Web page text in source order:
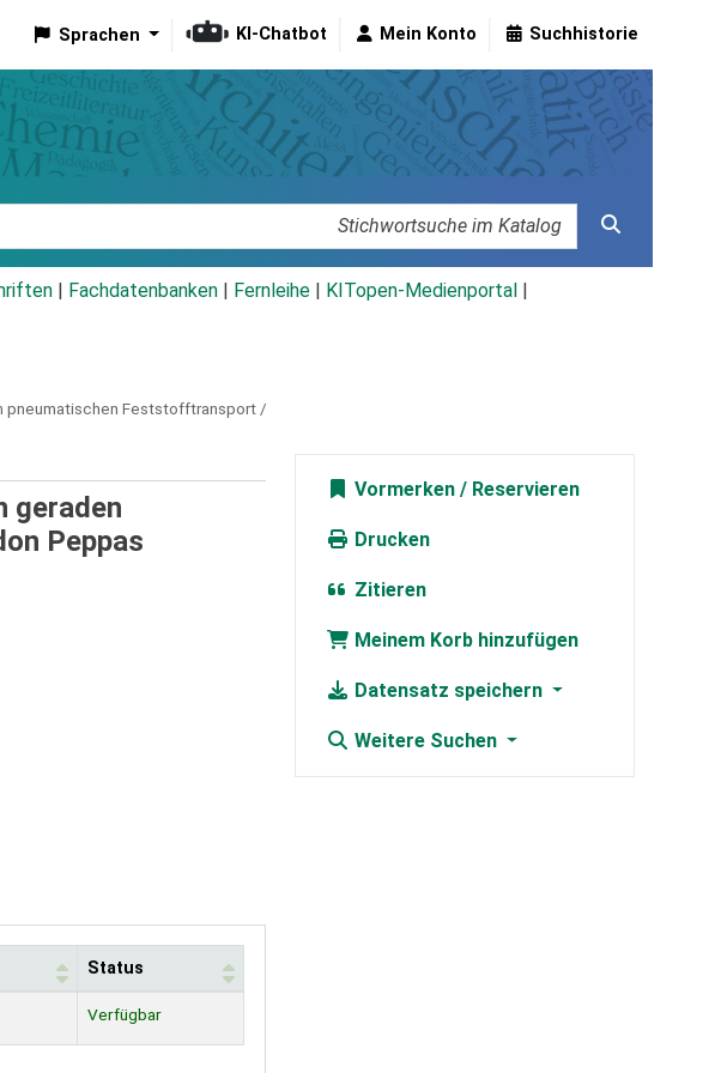
Sprachen KI-Chatbot Mein Konto Suchhistorie
Fachdatenbanken Fernleihe KITopen-Medienportal
pneumatischen Feststofftransport /
geraden
Peppas
Status
Verfügbar
Vormerken
Drucken
Zitieren
Meinem Korb hinzufügen
Datensatz speichern
Weitere Suchen